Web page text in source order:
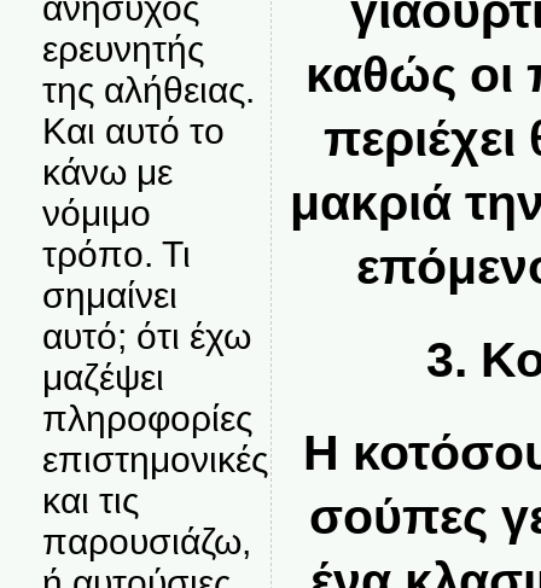
ερευνητής
της αλήθειας.
Και αυτό το
κάνω με
νόμιμο
τρόπο. Τι
σημαίνει
αυτό; ότι έχω
μαζέψει
πληροφορίες
επιστημονικές
και τις
παρουσιάζω,
καθώς οι
μακριά
3.
Η
σούπες